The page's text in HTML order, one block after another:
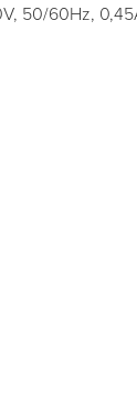
50/60Hz,